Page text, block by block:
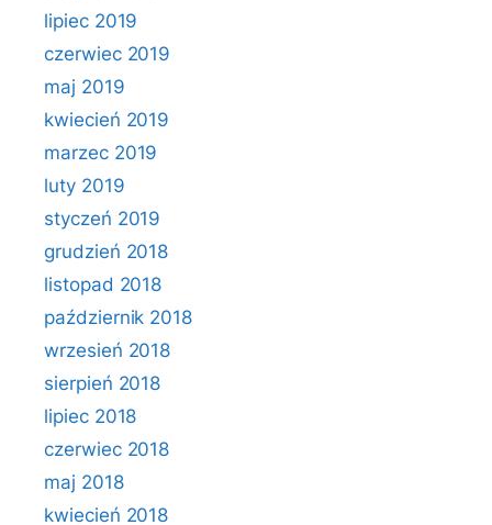
lipiec 2019
czerwiec 2019
maj 2019
kwiecień 2019
marzec 2019
luty 2019
styczeń 2019
grudzień 2018
listopad 2018
październik 2018
wrzesień 2018
sierpień 2018
lipiec 2018
czerwiec 2018
maj 2018
kwiecień 2018